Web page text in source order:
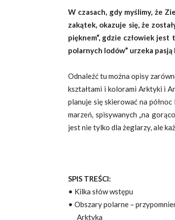
W czasach, gdy myślimy, że
zakątek, okazuje się, że
pięknem”, gdzie człowiek
polarnych lodów” urzeka
Odnaleźć tu można opisy
kształtami i kolorami Arktyki i
planuje się skierować na
marzeń, spisywanych „na
jest nie tylko dla żeglarzy, ale
SPIS TREŚCI:
• Kilka słów wstępu
• Obszary polarne –
Arktyka